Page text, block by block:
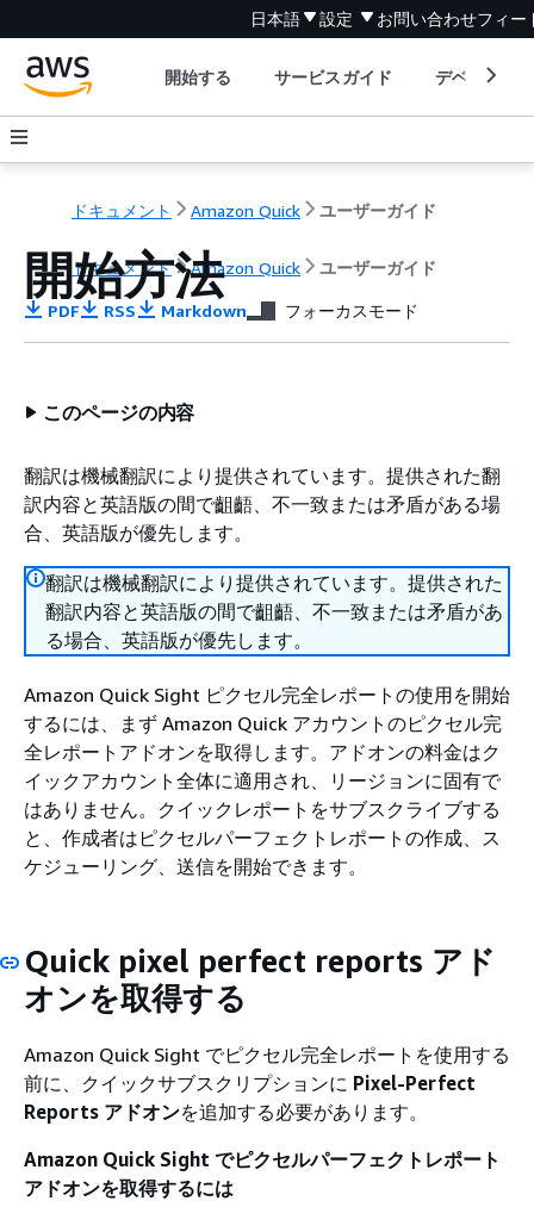
日本語 設定 お問い合わせフィー
開始する サービスガイド デベロッパ
ドキュメント Amazon Quick ユーザーガイド
ドキュメント Amazon Quick ユーザーガイド
開始方法
PDF RSS Markdown フォーカスモード
このページの内容
翻訳は機械翻訳により提供されています。提供された翻
訳内容と英語版の間で齟齬、不一致または矛盾がある場
合、英語版が優先します。
翻訳は機械翻訳により提供されています。提供された
翻訳内容と英語版の間で齟齬、不一致または矛盾があ
る場合、英語版が優先します。
Amazon Quick Sight ピクセル完全レポートの使用を開始
するには、まず Amazon Quick アカウントのピクセル完
全レポートアドオンを取得します。アドオンの料金はク
イックアカウント全体に適用され、リージョンに固有で
はありません。クイックレポートをサブスクライブする
と、作成者はピクセルパーフェクトレポートの作成、ス
ケジューリング、送信を開始できます。
Quick pixel perfect reports アド
オンを取得する
Amazon Quick Sight でピクセル完全レポートを使用する
前に、クイックサブスクリプションに Pixel-Perfect
Reports アドオンを追加する必要があります。
Amazon Quick Sight でピクセルパーフェクトレポート
アドオンを取得するには